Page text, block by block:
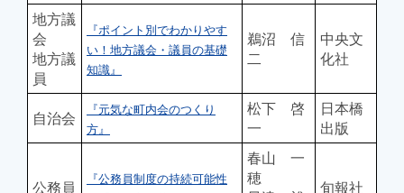
地方議
会
地方議
員
『ポイント別でわかりやす
い！地方議会・議員の基礎
知識』
鵜沼 信
二
中央文
化社
自治会
『元気な町内会のつくり
方』
松下 啓
一
日本橋
出版
公務員
『公務員制度の持続可能性
春山 一
穂
旬報社